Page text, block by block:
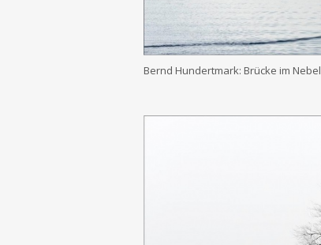
Bernd Hun­dert­mark: Brü­cke im Nebel